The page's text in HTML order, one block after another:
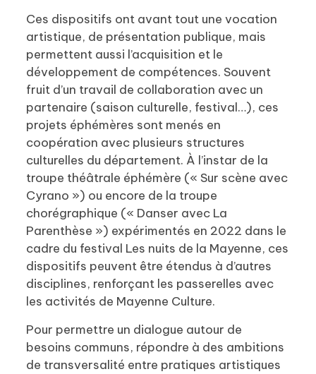
Ces dispositifs ont avant tout une vocation
artistique, de présentation publique, mais
permettent aussi l’acquisition et le
développement de compétences. Souvent
fruit d’un travail de collaboration avec un
partenaire (saison culturelle, festival…), ces
projets éphémères sont menés en
coopération avec plusieurs structures
culturelles du département. À l’instar de la
troupe théâtrale éphémère (« Sur scène avec
Cyrano ») ou encore de la troupe
chorégraphique (« Danser avec La
Parenthèse ») expérimentés en 2022 dans le
cadre du festival Les nuits de la Mayenne, ces
dispositifs peuvent être étendus à d’autres
disciplines, renforçant les passerelles avec
les activités de Mayenne Culture.
Pour permettre un dialogue autour de
besoins communs, répondre à des ambitions
de transversalité entre pratiques artistiques